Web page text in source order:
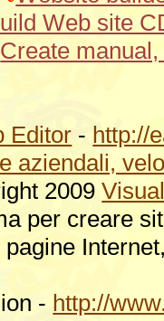
Web site
Create
Editor - http://
aziendali,
2009
per creare
- http://